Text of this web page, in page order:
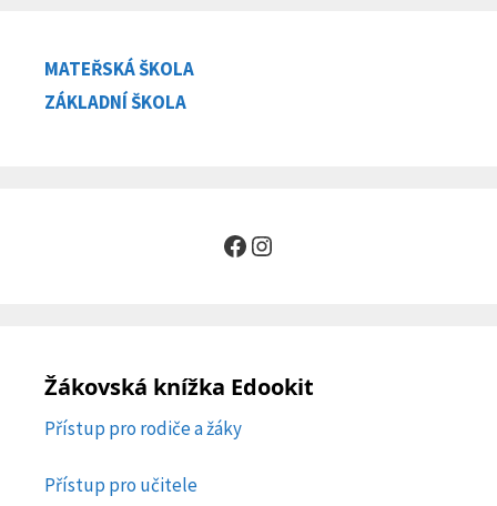
MATEŘSKÁ ŠKOLA
ZÁKLADNÍ ŠKOLA
Facebook
Instagram
Žákovská knížka Edookit
Přístup pro rodiče a žáky
Přístup pro učitele